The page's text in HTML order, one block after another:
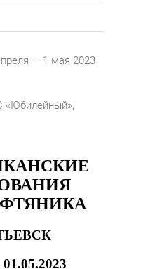
— 1 мая 2023
«Юбилейный»,